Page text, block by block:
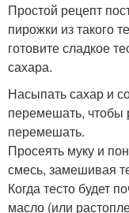
Простой рецепт
пирожки из такого
готовите сладкое
сахара.
Насыпать сахар и
перемешать, чтобы
перемешать.
Просеять муку и
смесь, замешивая
Когда тесто будет
масло (или